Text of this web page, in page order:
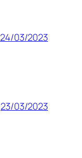
24/03/2023
23/03/2023